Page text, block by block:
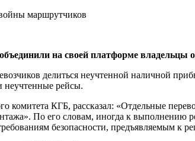
на своей платформе
делиться неучтенной наличной
рейсы.
комитета КГБ, рассказал: «Отдельные
По его словам, иногда к
безопасности, предъявляемым к